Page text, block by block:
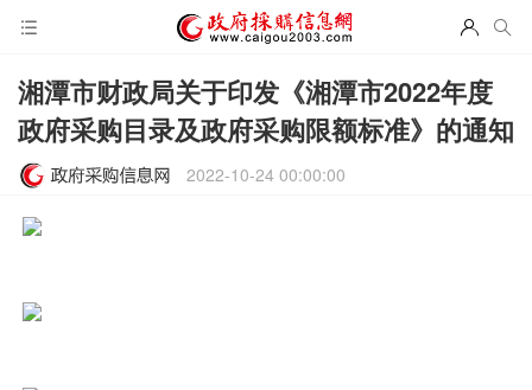
湘潭市财政局关于印发《湘潭市2022年度
政府采购目录及政府采购限额标准》的通知
2022-10-24 00:00:00